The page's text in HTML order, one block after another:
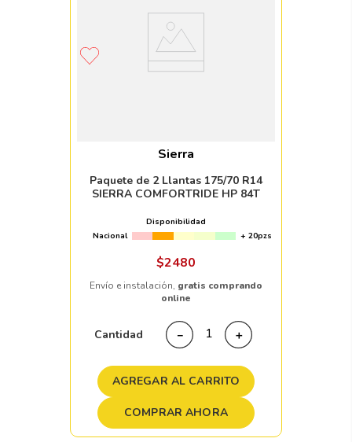
Sierra
Paquete de 2 Llantas 175/70 R14
SIERRA COMFORTRIDE HP 84T
Disponibilidad
Nacional
+ 20pzs
$2480
Envío e instalación, gratis comprando
online
Cantidad ＋
－
AGREGAR AL CARRITO
COMPRAR AHORA